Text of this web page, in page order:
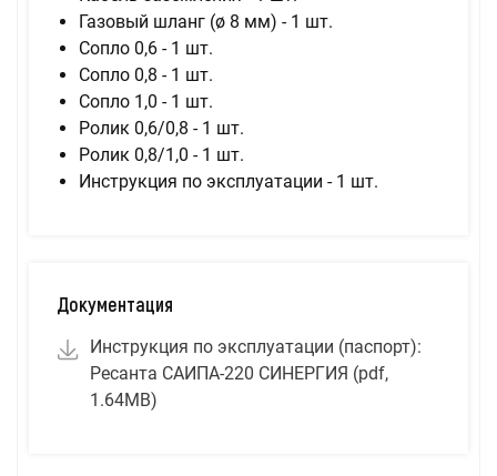
Газовый шланг (ø 8 мм) - 1 шт.
Сопло 0,6 - 1 шт.
Сопло 0,8 - 1 шт.
Сопло 1,0 - 1 шт.
Ролик 0,6/0,8 - 1 шт.
Ролик 0,8/1,0 - 1 шт.
Инструкция по эксплуатации - 1 шт.
Документация
Инструкция по эксплуатации (паспорт):
Ресанта САИПА-220 СИНЕРГИЯ (pdf,
1.64MB)